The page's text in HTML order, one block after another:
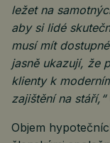
ležet na
aby si lidé
musí mít
jasně ukazují, že
klienty k
zajištění na stáří,“
Objem